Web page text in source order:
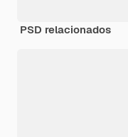
PSD relacionados